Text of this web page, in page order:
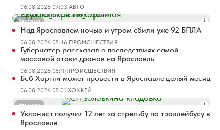
06.08.2026 09:03|АВТО
Реклама
Над Ярославлем ночью и утром сбили уже 92 БПЛА
06.08.2026 08:46|ПРОИСШЕСТВИЯ
Губернатор рассказал о последствиях самой
массовой атаки дронов на Ярославль
06.08.2026 08:11|ПРОИСШЕСТВИЯ
Боб Хартли может провести в Ярославле целый месяц
06.08.2026 08:01|ХОККЕЙ
Реклама
Уклонист получил 12 лет за стрельбу по троллейбусу в
Ярославле